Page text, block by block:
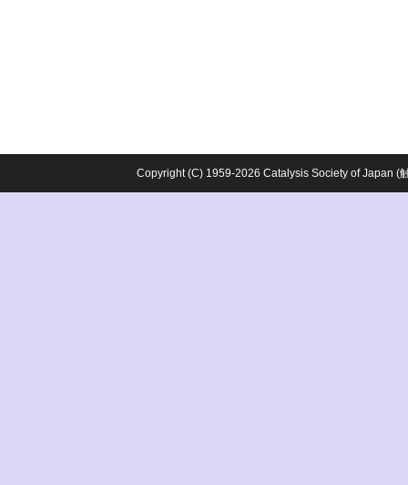
Copyright (C) 1959-2026 Catalysis Society of Japan (